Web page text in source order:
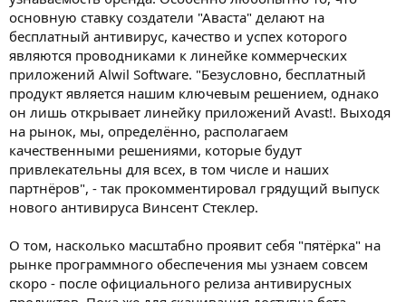
основную ставку создатели "Аваста" делают на
бесплатный антивирус, качество и успех которого
являются проводниками к линейке коммерческих
приложений Alwil Software. "Безусловно, бесплатный
продукт является нашим ключевым решением, однако
он лишь открывает линейку приложений Avast!. Выходя
на рынок, мы, определённо, располагаем
качественными решениями, которые будут
привлекательны для всех, в том числе и наших
партнёров", - так прокомментировал грядущий выпуск
нового антивируса Винсент Стеклер.
О том, насколько масштабно проявит себя "пятёрка" на
рынке программного обеспечения мы узнаем совсем
скоро - после официального релиза антивирусных